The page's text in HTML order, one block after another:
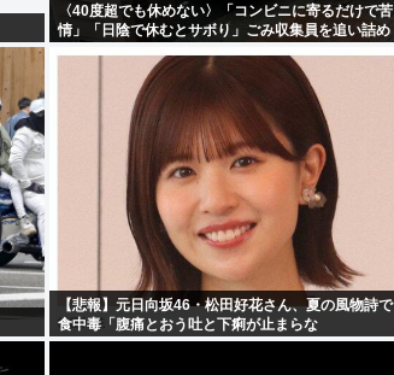
〈40度超でも休めない〉「コンビニに寄るだけで苦
情」「日陰で休むとサボり」ごみ収集員を追い詰め
【悲報】元日向坂46・松田好花さん、夏の風物詩で
食中毒「腹痛とおう吐と下痢が止まらな
い」・・・・・・・・・